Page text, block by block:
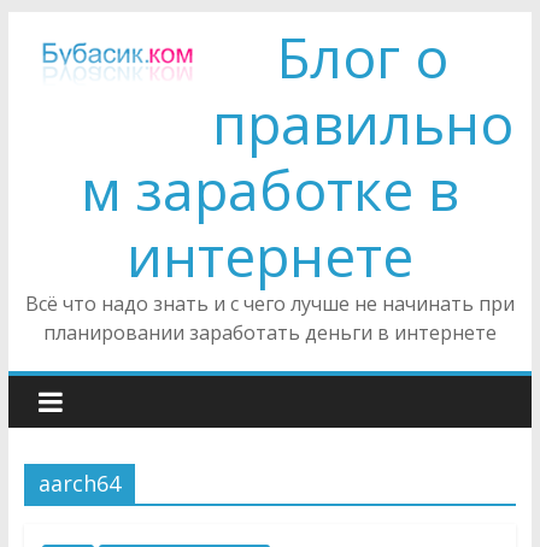
Блог о
правильно
м заработке в
интернете
Всё что надо знать и с чего лучше не начинать при
планировании заработать деньги в интернете
aarch64